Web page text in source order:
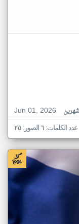
Jun 01, 2026
عدد الكلمات: ٦ الصور: ٢٥